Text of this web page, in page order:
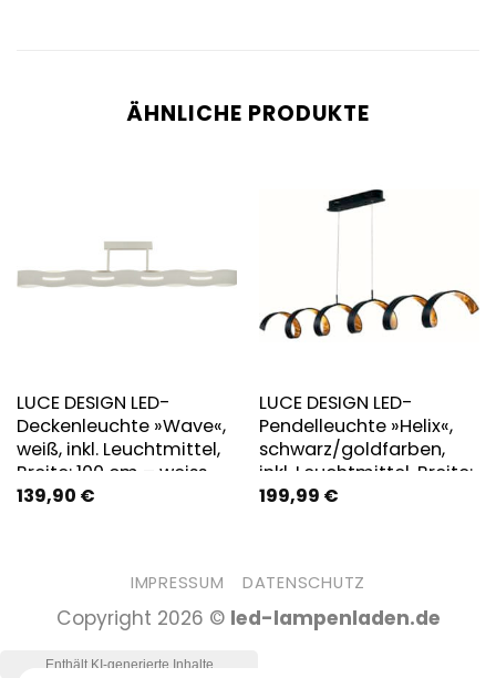
ÄHNLICHE PRODUKTE
LUCE DESIGN LED-
Deckenleuchte »Wave«,
weiß, inkl. Leuchtmittel,
Breite: 100 cm – weiss
139,90 €
LUCE DESIGN LED-
Pendelleuchte »Helix«,
schwarz/goldfarben,
inkl. Leuchtmittel, Breite:
125 cm
199,99 €
IMPRESSUM DATENSCHUTZ
Copyright 2026 © led-lampenladen.de